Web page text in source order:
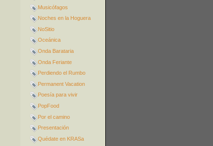
Musicófagos
Noches en la Hoguera
NoSitio
Oceánica
Onda Barataria
Onda Feriante
Perdiendo el Rumbo
Permanent Vacation
Poesía para vivir
PopFood
Por el camino
Presentación
Quédate en KRASa